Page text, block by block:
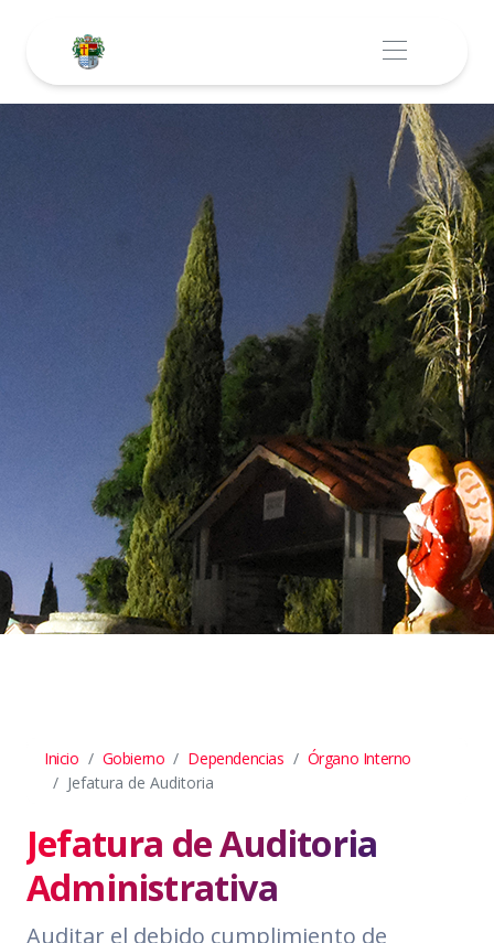
Inicio Gobierno Dependencias
Órgano Interno
Jefatura de Auditoria
Jefatura de Auditoria
Administrativa
Auditar el debido cumplimiento de